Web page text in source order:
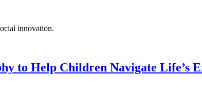
innovation.
to Help Children Navigate Life’s